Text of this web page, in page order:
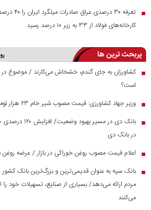
■
تعرفه ۳۰
کارخانه‌های فولاد از ۳۳ به زیر ۱۰ درصد رسید
پربحث ترین ها
■ کشاورزان به جای گندم، خشخاش می‌کارند / موضوع در
است؟
■ وزیر جهاد کشاورزی: قیمت مصوب شیر خام ۲۳ هزار تومان است
■
بانک دی در مسیر
در بانک دی
■ اعلام قیمت مصوب روغن خوراکی در بازار / عرضه روغن
■ بانک سپه به عنوان قدیمی‌ترین و بزرگ‌ترین بانک
مردم ارائه می‌دهد/ بسیاری از صنایع، تسهیلات خود را
می‌کنند